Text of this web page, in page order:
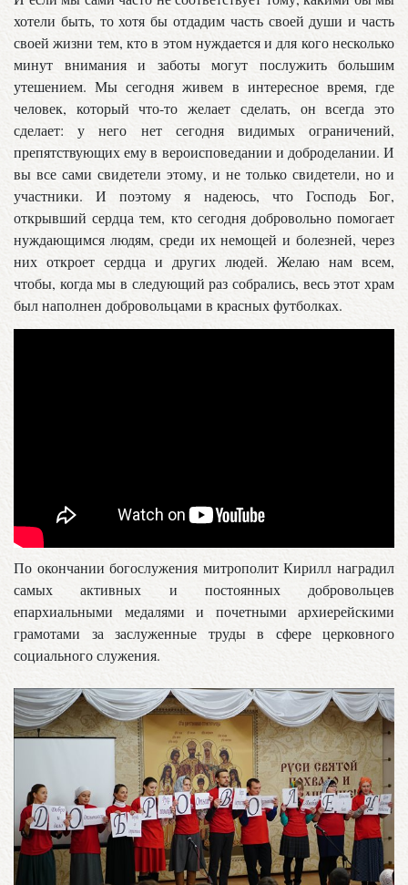
хотели быть, то хотя бы отдадим часть своей души и часть
своей жизни тем, кто в этом нуждается и для кого несколько
минут внимания и заботы могут послужить большим
утешением. Мы сегодня живем в интересное время, где
человек, который что-то желает сделать, он всегда это
сделает: у него нет сегодня видимых ограничений,
препятствующих ему в вероисповедании и доброделании. И
вы все сами свидетели этому, и не только свидетели, но и
участники. И поэтому я надеюсь, что Господь Бог,
открывший сердца тем, кто сегодня добровольно помогает
нуждающимся людям, среди их немощей и болезней, через
них откроет сердца и других людей. Желаю нам всем,
чтобы, когда мы в следующий раз собрались, весь этот храм
был наполнен добровольцами в красных футболках.
По окончании богослужения митрополит Кирилл наградил
самых активных и постоянных добровольцев
епархиальными медалями и почетными архиерейскими
грамотами за заслуженные труды в сфере церковного
социального служения.